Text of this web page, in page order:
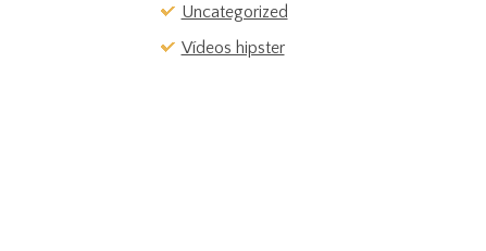
Uncategorized
Vídeos hipster